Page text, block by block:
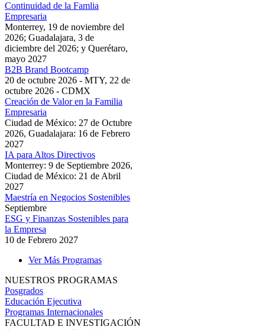
Continuidad de la Famlia
Empresaria
Monterrey, 19 de noviembre del
2026; Guadalajara, 3 de
diciembre del 2026; y Querétaro,
mayo 2027
B2B Brand Bootcamp
20 de octubre 2026 - MTY, 22 de
octubre 2026 - CDMX
Creación de Valor en la Familia
Empresaria
Ciudad de México: 27 de Octubre
2026, Guadalajara: 16 de Febrero
2027
IA para Altos Directivos
Monterrey: 9 de Septiembre 2026,
Ciudad de México: 21 de Abril
2027
Maestría en Negocios Sostenibles
Septiembre
ESG y Finanzas Sostenibles para
la Empresa
10 de Febrero 2027
Ver Más Programas
NUESTROS PROGRAMAS
Posgrados
Educación Ejecutiva
Programas Internacionales
FACULTAD E INVESTIGACIÓN